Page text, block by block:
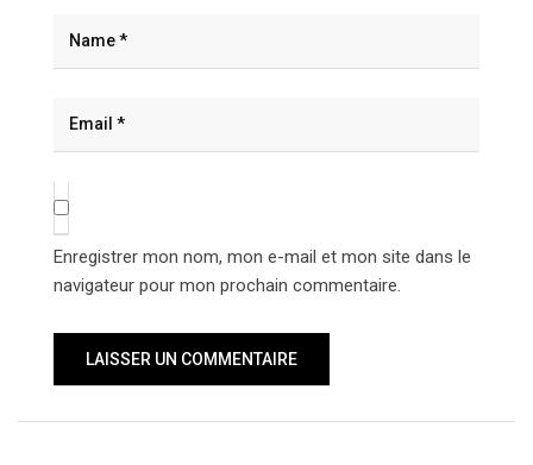
Enregistrer mon nom, mon e-mail et mon site dans le
navigateur pour mon prochain commentaire.